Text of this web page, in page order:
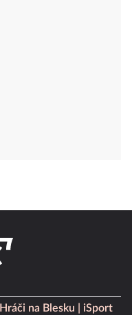
Hráči na Blesku
iSport